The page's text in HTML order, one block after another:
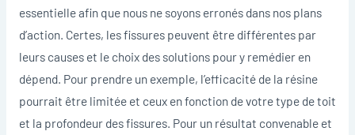
essentielle afin que nous ne soyons erronés dans nos plans
d’action. Certes, les fissures peuvent être différentes par
leurs causes et le choix des solutions pour y remédier en
dépend. Pour prendre un exemple, l’efficacité de la résine
pourrait être limitée et ceux en fonction de votre type de toit
et la profondeur des fissures. Pour un résultat convenable et